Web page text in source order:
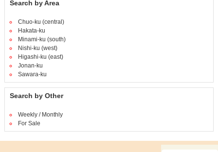
Search by Area
Chuo-ku (central)
Hakata-ku
Minami-ku (south)
Nishi-ku (west)
Higashi-ku (east)
Jonan-ku
Sawara-ku
Search by Other
Weekly / Monthly
For Sale